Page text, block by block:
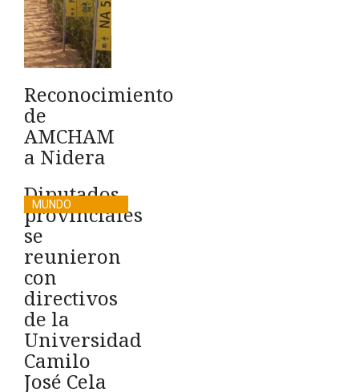
Reconocimiento
de
AMCHAM
a Nidera
Diputados
provinciales
se
reunieron
con
directivos
de la
Universidad
Camilo
José Cela
MUNDO